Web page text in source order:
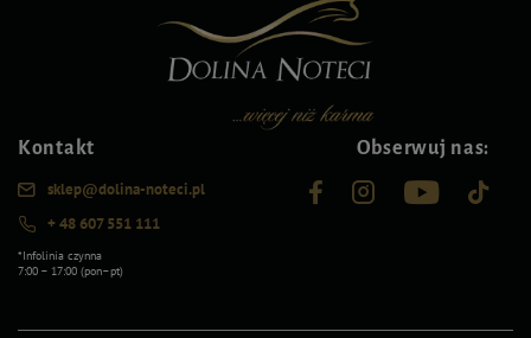
Kontakt
sklep@dolina-noteci.pl
+ 48 607 551 111
*Infolinia czynna
7:00 – 17:00 (pon–pt)
Obserwuj nas: